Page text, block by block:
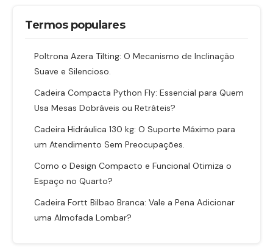
Termos populares
Poltrona Azera Tilting: O Mecanismo de Inclinação
Suave e Silencioso.
Cadeira Compacta Python Fly: Essencial para Quem
Usa Mesas Dobráveis ou Retráteis?
Cadeira Hidráulica 130 kg: O Suporte Máximo para
um Atendimento Sem Preocupações.
Como o Design Compacto e Funcional Otimiza o
Espaço no Quarto?
Cadeira Fortt Bilbao Branca: Vale a Pena Adicionar
uma Almofada Lombar?